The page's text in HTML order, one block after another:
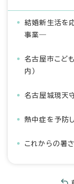
結婚新生活を
事業―
名古屋市こど
内）
名古屋城現天
熱中症を予防
これからの暑